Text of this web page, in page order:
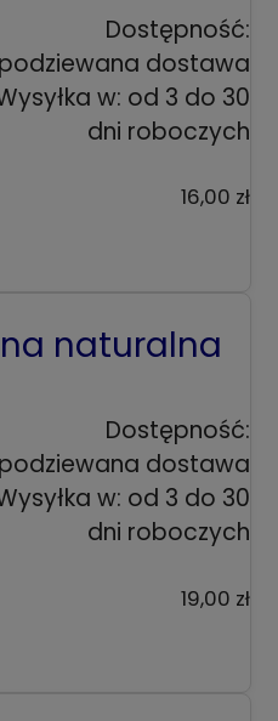
Dostępność:
dostawa
w: od 3 do 30
dni roboczych
16,00 zł
naturalna
Dostępność:
dostawa
w: od 3 do 30
dni roboczych
19,00 zł